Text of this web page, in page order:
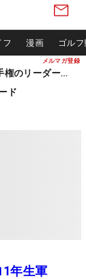
メルマガ登録
フ 漫画 ゴル
松山英樹ら出場 ウィンダム選手権のリーダーボード
ド
1年生軍